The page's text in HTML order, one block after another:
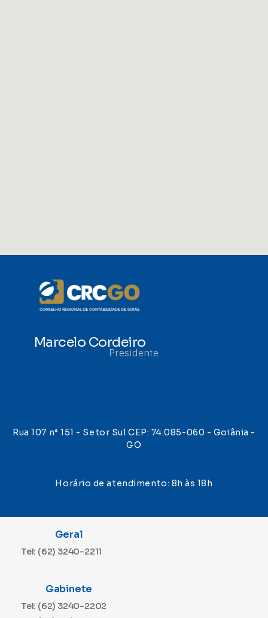
Marcelo Cordeiro
Presidente
Rua 107 n° 151 - Setor Sul CEP: 74.085-060 - Goiânia -
GO
Horário de atendimento: 8h às 18h
Geral
Tel: (62) 3240-2211
Gabinete
Tel: (62) 3240-2202